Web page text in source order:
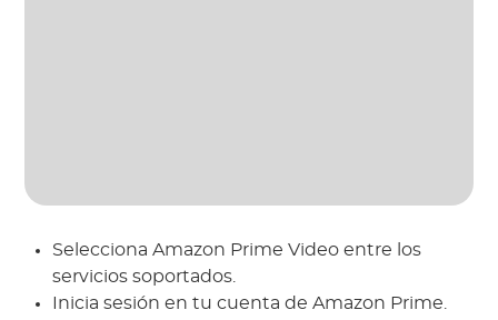
Selecciona Amazon Prime Video entre los
servicios soportados.
Inicia sesión en tu cuenta de Amazon Prime.